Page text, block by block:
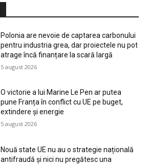
Polonia are nevoie de captarea carbonului
pentru industria grea, dar proiectele nu pot
atrage încă finanțare la scară largă
5 august 2026
O victorie a lui Marine Le Pen ar putea
pune Franța în conflict cu UE pe buget,
extindere și energie
5 august 2026
Nouă state UE nu au o strategie națională
antifraudă și nici nu pregătesc una